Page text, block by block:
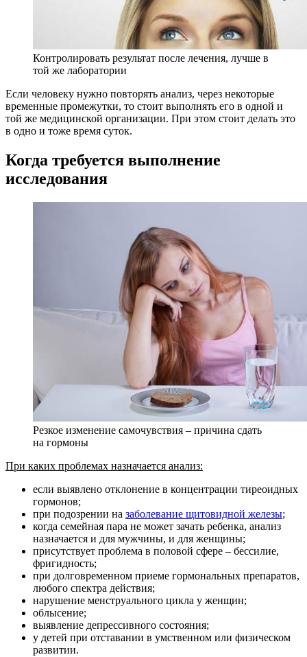
Контролировать результат после лечения, лучше в
той же лаборатории
Если человеку нужно повторять анализ, через некоторые
временные промежутки, то стоит выполнять его в одной и
той же медицинской организации. При этом стоит делать это
в одно и тоже время суток.
Когда требуется выполнение
исследования
Резкое изменение самочувствия – причина сдать
на гормоны
При каких проблемах назначается анализ:
если выявлено отклонение в концентрации тиреоидных
гормонов;
при подозрении на заболевание щитовидной железы;
когда семейная пара не может зачать ребенка, анализ
назначается и для мужчины, и для женщины;
присутствует проблема в половой сфере – бессилие,
фригидность;
при долговременном приеме гормональных препаратов,
любого спектра действия;
нарушение менструального цикла у женщин;
облысение;
выявление депрессивного состояния;
у детей при отставании в умственном или физическом
развитии.